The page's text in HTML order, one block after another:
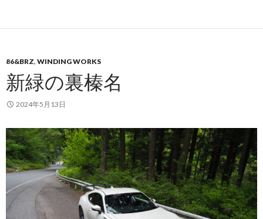
86&BRZ, WINDING WORKS
新緑の裏榛名
2024年5月13日